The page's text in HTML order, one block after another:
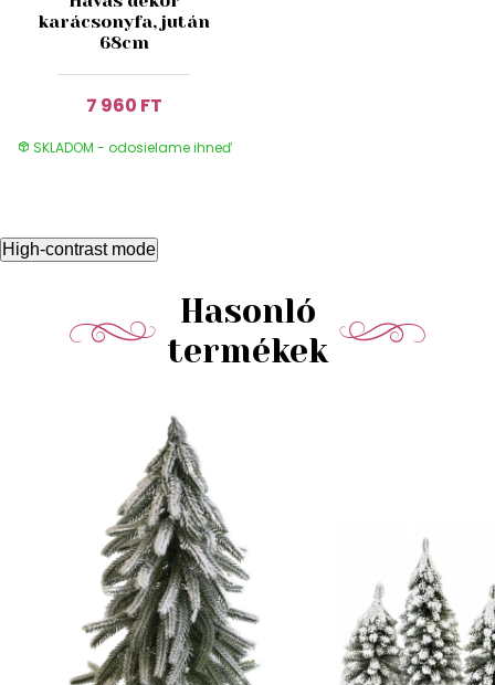
karácsonyfa, jután
68cm
7 960 FT
SKLADOM - odosielame ihneď
High-contrast mode
Hasonló
termékek